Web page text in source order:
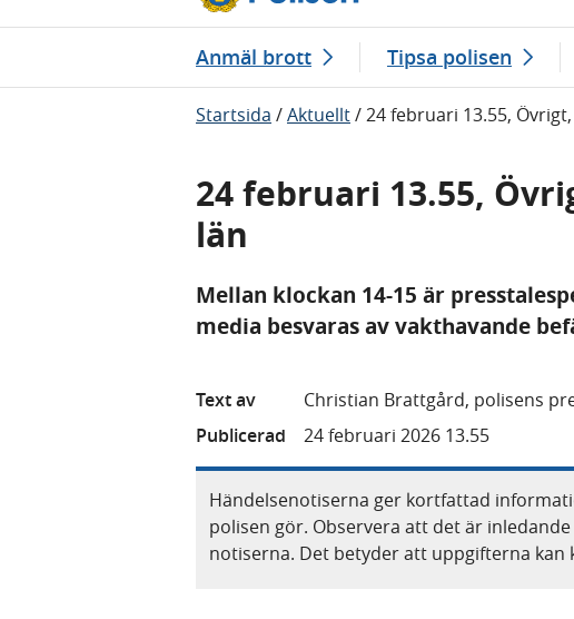
Anmäl brott Tipsa polisen
Startsida /Aktuellt/24 februari 13.55,
24 februari 13.55,
län
Mellan klockan 14-15 är
media besvaras av vakthavande
Text av
Christian Brattgård, polisens
Publicerad
24 februari 2026 13.55
Händelsenotiserna ger kortfattad
polisen gör. Observera att det är
notiserna. Det betyder att uppgifterna kan